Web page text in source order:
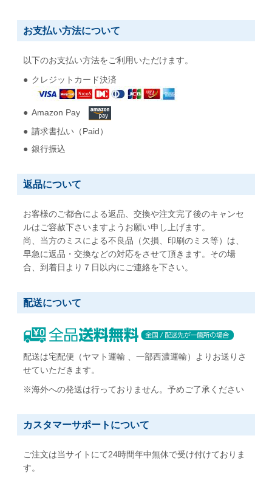
お支払い方法について
以下のお支払い方法をご利用いただけます。
クレジットカード決済
Amazon Pay
請求書払い（Paid）
銀行振込
返品について
お客様のご都合による返品、交換や注文完了後のキャンセ
ルはご容赦下さいますようお願い申し上げます。
尚、当方のミスによる不良品（欠損、印刷のミス等）は、
早急に返品・交換などの対応をさせて頂きます。その場
合、到着日より７日以内にご連絡を下さい。
配送について
配送は宅配便（ヤマト運輸 、一部西濃運輸）よりお送りさ
せていただきます。
※海外への発送は行っておりません。予めご了承ください
カスタマーサポートについて
ご注文は当サイトにて24時間年中無休で受け付けておりま
す。